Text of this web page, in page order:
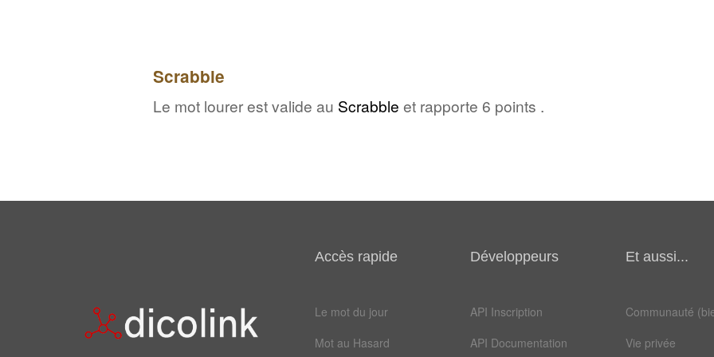
Scrabble
Le mot lourer est valide au Scrabble et rapporte 6 points .
Accès rapide
Le mot du jour
Mot au Hasard
Développeurs
API Inscription
API Documentation
Et aussi...
Communauté
Vie privée